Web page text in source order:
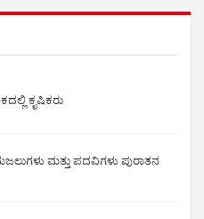
ಕೃಷಿಕರು
ಮತ್ತು ಪದವಿಗಳು ಪುರಾತನ